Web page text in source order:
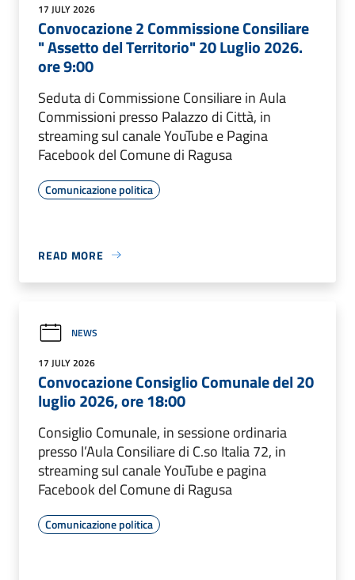
17 JULY 2026
Convocazione 2 Commissione Consiliare
" Assetto del Territorio" 20 Luglio 2026.
ore 9:00
Seduta di Commissione Consiliare in Aula
Commissioni presso Palazzo di Città, in
streaming sul canale YouTube e Pagina
Facebook del Comune di Ragusa
Comunicazione politica
READ MORE
NEWS
17 JULY 2026
Convocazione Consiglio Comunale del 20
luglio 2026, ore 18:00
Consiglio Comunale, in sessione ordinaria
presso l’Aula Consiliare di C.so Italia 72, in
streaming sul canale YouTube e pagina
Facebook del Comune di Ragusa
Comunicazione politica